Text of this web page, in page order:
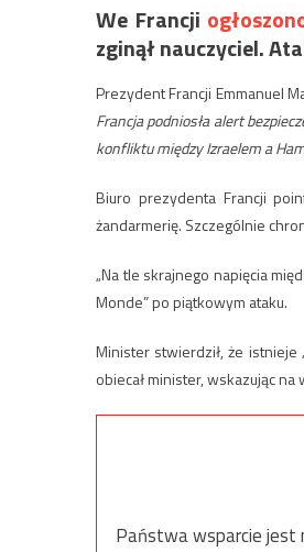
We Francji
zginął nauczyciel.
Prezydent Francji Emmanuel
Francja podniosła alert
konfliktu między Izraelem a
Biuro prezydenta Francji
żandarmerię. Szczególnie
„Na tle skrajnego napięcia
Monde” po piątkowym ataku.
Minister stwierdził, że istnieje
obiecał minister, wskazując
Państwa wsparcie jest